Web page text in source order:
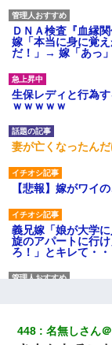
ＤＮＡ検査『血縁
嫁「本当に身に覚
だ！」→ 嫁「あっ」
生保レディと行為
ｗｗｗｗｗ
妻が亡くなったん
【悲報】嫁がワイ
義兄嫁「娘が大学
旋のアパートに行
ろ！」とキレて・・
448 名無しさん